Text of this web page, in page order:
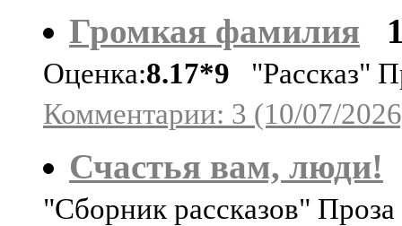
Громкая фамилия
Оценка:8.17*9 "Рассказ"
Комментарии: 3 (10/07/
Счастья вам, люди!
"Сборник рассказов" Проза